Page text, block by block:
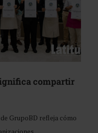
compartir
GrupoBD refleja cómo